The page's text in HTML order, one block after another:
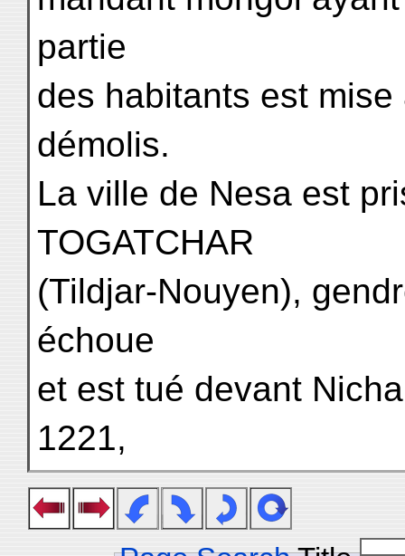
partie
des habitants est
démolis.
La ville de Nesa est
TOGATCHAR
(Tildjar-Nouyen),
échoue
et est tué devant
1221,